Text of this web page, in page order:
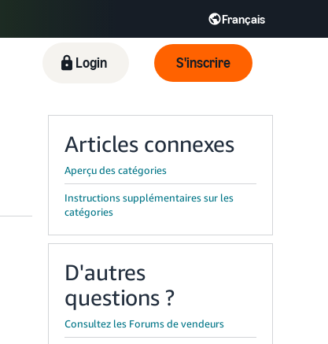
Français
Español - ES English - FR
Login S'inscrire
Articles connexes
Aperçu des catégories
Instructions supplémentaires sur les
catégories
D'autres
questions ?
Consultez les Forums de vendeurs